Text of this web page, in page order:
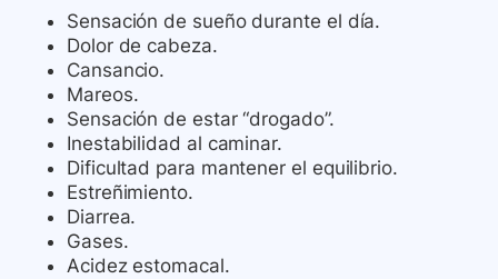
Sensación de sueño durante el día.
Dolor de cabeza.
Cansancio.
Mareos.
Sensación de estar “drogado”.
Inestabilidad al caminar.
Dificultad para mantener el equilibrio.
Estreñimiento.
Diarrea.
Gases.
Acidez estomacal.